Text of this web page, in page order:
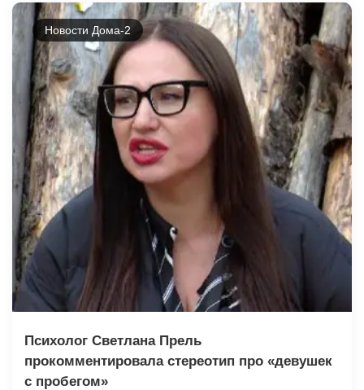
Новости Дома-2
Психолог Светлана Прель
прокомментировала стереотип про «девушек
с пробегом»